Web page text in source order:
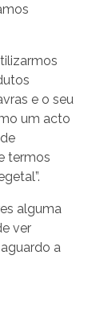
e o seu
um acto
termos
alguma
ver
a